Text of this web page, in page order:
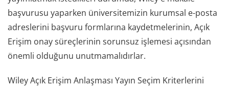
başvurusu yaparken üniversitemizin kurumsal e-posta
adreslerini başvuru formlarına kaydetmelerinin, Açık
Erişim onay süreçlerinin sorunsuz işlemesi açısından
önemli olduğunu unutmamalıdırlar.
Wiley Açık Erişim Anlaşması Yayın Seçim Kriterlerini